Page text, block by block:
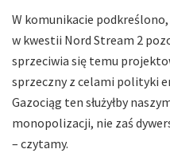
W komunikacie
w kwestii Nord Stream 2
sprzeciwia się temu
sprzeczny z celami polityki
Gazociąg ten służyłby
monopolizacji, nie zaś
– czytamy.